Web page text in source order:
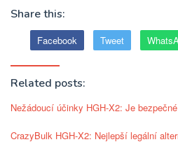
Share this:
Facebook Tweet
Related posts:
Nežádoucí účinky HGH-X2: Je
CrazyBulk HGH-X2: Nejlepší legální